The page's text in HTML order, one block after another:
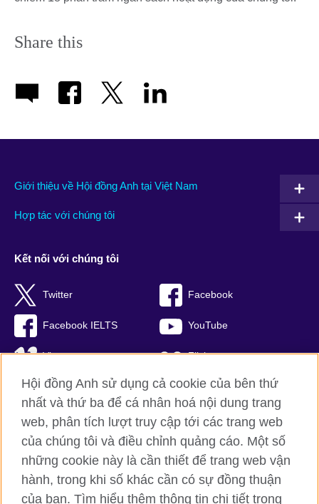
Share this
Giới thiệu về Hội đồng Anh tại Việt Nam
Hợp tác với chúng tôi
Kết nối với chúng tôi
Twitter Facebook
Facebook IELTS YouTube
Vimeo Flickr
RSS TikTok
Hội đồng Anh toàn cầu
Bảo mật thông tin và quy định sử dụng
Cookie
Hội đồng Anh sử dụng cả cookie của bên thứ
nhất và thứ ba để cá nhân hoá nội dung trang
web, phân tích lượt truy cập tới các trang web
của chúng tôi và điều chỉnh quảng cáo. Một số
những cookie này là cần thiết để trang web vận
hành, trong khi số khác cần có sự đồng thuận
của bạn. Tìm hiểu thêm thông tin chi tiết trong